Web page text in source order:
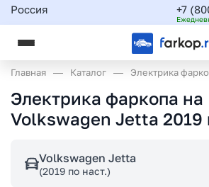
Россия +7
Главная Каталог Электрика
Электрика фаркопа на
Volkswagen Jetta 2019
Volkswagen Jetta
(2019 по наст.)